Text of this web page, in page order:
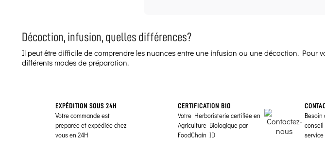
Décoction, infusion, quelles différences?
Il peut être difficile de comprendre les nuances entre une infusion ou une décoction. Pour
différents modes de préparation.
EXPÉDITION SOUS 24H
Votre commande est
preparée et expédiée chez
vous en 24H
CERTIFICATION BIO
Votre Herboristerie certifiée en
Agriculture Biologique par
FoodChain ID
Besoin
conseil